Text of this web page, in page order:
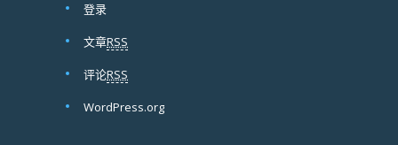
登录
文章RSS
评论RSS
WordPress.org